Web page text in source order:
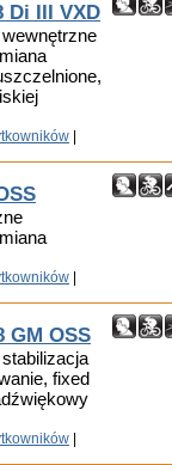
Di III VXD
GM OSS
fixed